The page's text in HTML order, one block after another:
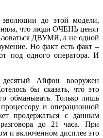
до этой модели,
что люди ОЧЕНЬ ценят
ДВУМЯ, а не одной
Но факт есть факт –
под одного оператора. И
Айфон вооружен
бы сказать, что это
обманывать. Только лишь
и операционной
продержаться с данным
до 21 часа. При
и включенном дисплее это